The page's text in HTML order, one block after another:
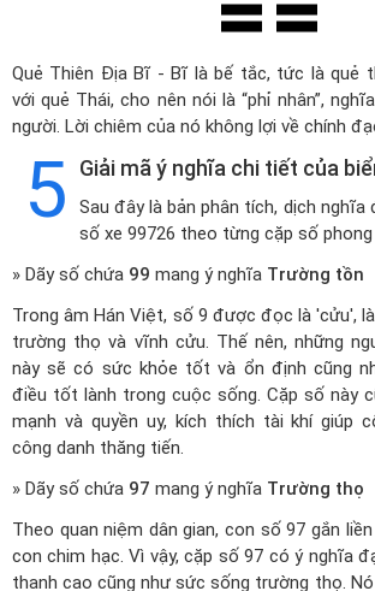
Quẻ Thiên Địa Bĩ - Bĩ là bế tắc, tức là quẻ
với quẻ Thái, cho nên nói là “phỉ nhân”,
người. Lời chiêm của nó không lợi về chính
5 Giải mã ý nghĩa chi tiết của
Sau đây là bản phân tích, dịch nghĩa
số xe 99726 theo từng cặp số phong
» Dãy số chứa 99 mang ý nghĩa Trường tồn
Trong âm Hán Việt, số 9 được đọc là 'cửu',
trường thọ và vĩnh cửu. Thế nên, những
này sẽ có sức khỏe tốt và ổn định cũng
điều tốt lành trong cuộc sống. Cặp số này
mạnh và quyền uy, kích thích tài khí giúp
công danh thăng tiến.
» Dãy số chứa 97 mang ý nghĩa Trường thọ
Theo quan niệm dân gian, con số 97 gắn
con chim hạc. Vì vậy, cặp số 97 có ý nghĩa
thanh cao cũng như sức sống trường thọ.